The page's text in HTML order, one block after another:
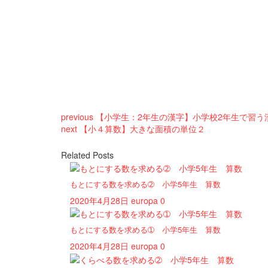
previous 【小学生：2年生の漢字】小学校2年生で習
next 【小４算数】大きな面積の単位２
Related Posts
もとにする数を求める➁ 小学5年生 算数
2020年4月28日 europa 0
もとにする数を求める➀ 小学5年生 算数
2020年4月28日 europa 0